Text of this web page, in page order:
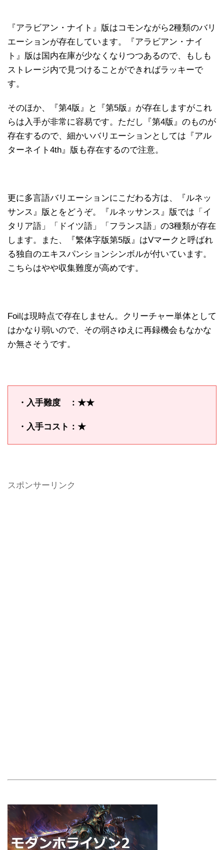
『アラビアン・ナイト』版はコモンながら2種類のバリ
エーションが存在しています。『アラビアン・ナイ
ト』版は国内在庫が少なくなりつつあるので、もしも
ストレージ内で見つけることができればラッキーで
す。
そのほか、『第4版』と『第5版』が存在しますがこれ
らは入手が非常に容易です。ただし『第4版』のものが
存在するので、細かいバリエーションとしては『アル
ターネイト4th』版も存在するので注意。
更に多言語バリエーションにこだわる方は、『ルネッ
サンス』版とをどうぞ。『ルネッサンス』版では「イ
タリア語」「ドイツ語」「フランス語」の3種類が存在
します。また、『繁体字版第5版』はVマークと呼ばれ
る独自のエキスパンションシンボルが付いています。
こちらはやや収集難度が高めです。
Foilは現時点で存在しません。クリーチャー単体として
はかなり弱いので、その弱さゆえに再録機会もなかな
か無さそうです。
・入手難度 ：★★
・入手コスト：★
スポンサーリンク